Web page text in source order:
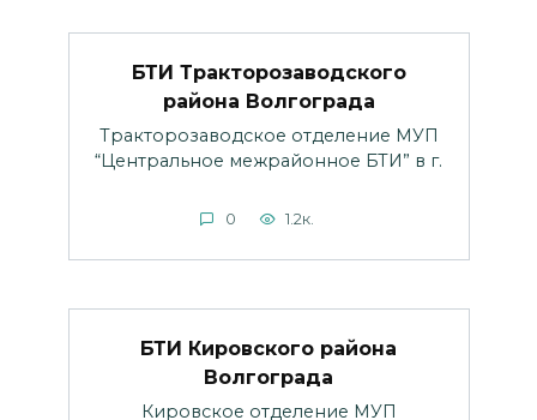
БТИ Тракторозаводского
района Волгограда
Тракторозаводское отделение МУП
“Центральное межрайонное БТИ” в г.
0 1.2к.
БТИ Кировского района
Волгограда
Кировское отделение МУП